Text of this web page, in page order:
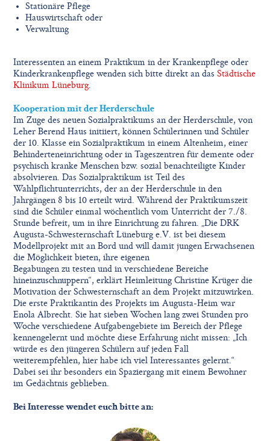
Stationäre Pflege
Hauswirtschaft oder
Verwaltung
Interessenten an einem Praktikum in der Krankenpflege oder
Kinderkrankenpflege wenden sich bitte direkt an dasStädtische
Klinikum Lüneburg
Kooperation mit der Herderschule
Im Zuge des neuen Sozialpraktikums an der Herderschule, von
Leher Berend Haus initiiert, können Schülerinnen und Schüler
der 10. Klasse ein Sozialpraktikum in einem Altenheim, einer
Behinderteneinrichtung oder in Tageszentren für demente oder
psychisch kranke Menschen bzw. sozial benachteiligte Kinder
absolvieren. Das Sozialpraktikum ist Teil des
Wahlpflichtunterrichts, der an der Herderschule in den
Jahrgängen 8 bis 10 erteilt wird. Während der Praktikumszeit
sind die Schüler einmal wöchentlich vom Unterricht der 7./8.
Stunde befreit, um in ihre Einrichtung zu fahren. „Die DRK
Augusta-Schwesternschaft Lüneburg e.V. ist bei diesem
Modellprojekt mit an Bord und will damit jungen Erwachsenen
die Möglichkeit bieten, ihre eigenen
Begabungen zu testen und in verschiedene Bereiche
hineinzuschnuppern“, erklärt Heimleitung Christine Krüger die
Motivation der Schwesternschaft an dem Projekt mitzuwirken.
Die erste Praktikantin des Projekts im Augusta-Heim war
Enola Albrecht. Sie hat sieben Wochen lang zwei Stunden pro
Woche verschiedene Aufgabengebiete im Bereich der Pflege
kennengelernt und möchte diese Erfahrung nicht missen: „Ich
würde es den jüngeren Schülern auf jeden Fall
weiterempfehlen, hier habe ich viel Interessantes gelernt.“
Dabei sei ihr besonders ein Spaziergang mit einem Bewohner
im Gedächtnis geblieben.
Bei Interesse wendet euch bitte an: